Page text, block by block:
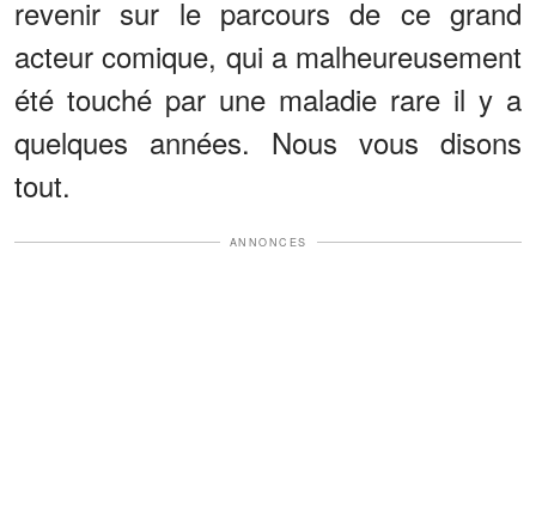
revenir sur le parcours de ce grand
acteur comique, qui a malheureusement
été touché par une maladie rare il y a
quelques années. Nous vous disons
tout.
ANNONCES